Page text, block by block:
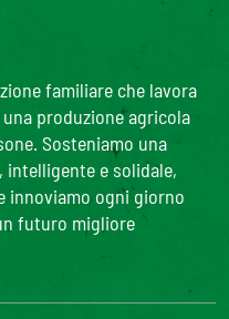
familiare che lavora
produzione agricola
Sosteniamo una
e solidale,
ogni giorno
futuro migliore